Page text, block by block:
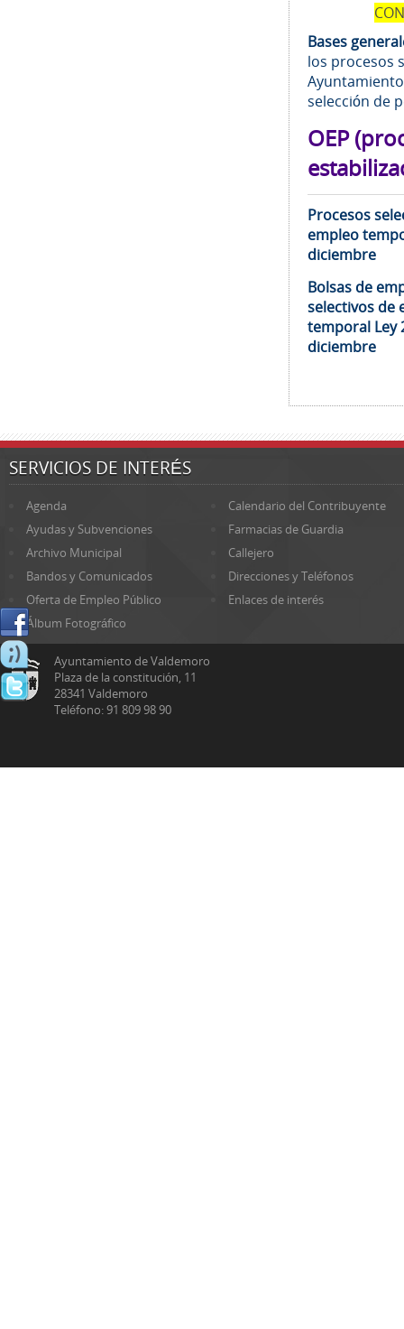
Bases
los procesos
selección de
OEP
Procesos
empleo
diciembre
Bolsas de
selectivos de
temporal Ley
diciembre
SERVICIOS DE INTERÉS
Agenda
Calendario del Contribuyente
Ayudas y Subvenciones
Farmacias de Guardia
Archivo Municipal
Callejero
Bandos y Comunicados
Direcciones y Teléfonos
Oferta de Empleo Público
Enlaces de interés
Álbum Fotográfico
Ayuntamiento de Valdemoro
Plaza de la constitución, 11
28341 Valdemoro
Teléfono: 91 809 98 90